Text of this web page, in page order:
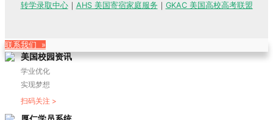
转学录取中心｜ AHS 美国寄宿家庭服务 ｜ GKAC 美国高校高考联盟
联系我们 »
美国校园资讯
学业优化
实现梦想
扫码关注 >